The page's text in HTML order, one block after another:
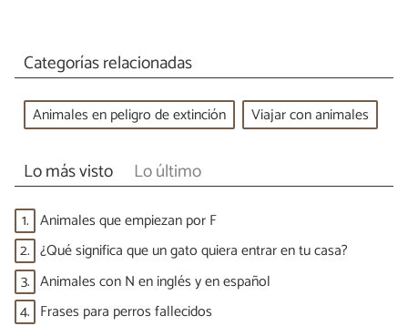
Categorías relacionadas
Animales en peligro de extinción Viajar con animales
Lo más visto Lo último
1. Animales que empiezan por F
2. ¿Qué significa que un gato quiera entrar en tu casa?
3. Animales con N en inglés y en español
4. Frases para perros fallecidos